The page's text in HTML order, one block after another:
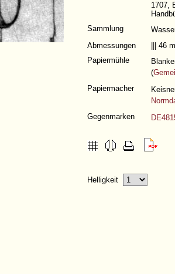
1707,
Sammlung
Abmessungen
||| 46
Papiermühle
(
Papiermacher
Gegenmarken
Helligkeit